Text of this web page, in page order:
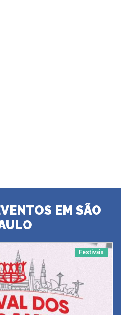
EM SÃO
Festivais